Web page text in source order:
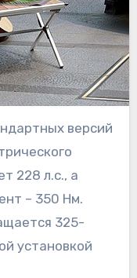
версий
228 л.с., а
– 350 Нм.
325-
установкой